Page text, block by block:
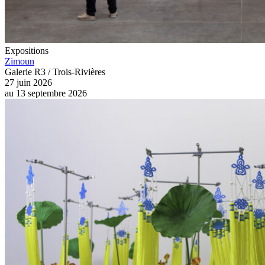
Expositions
Zimoun
Galerie R3 / Trois-Rivières
27 juin 2026
au 13 septembre 2026